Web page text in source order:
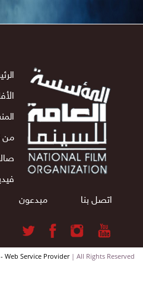
الأفلام
من
صالات
فيديو
اتصل بنا
مبدعون
- Web Service Provider| All Rights